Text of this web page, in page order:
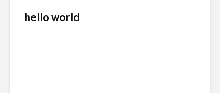
hello world